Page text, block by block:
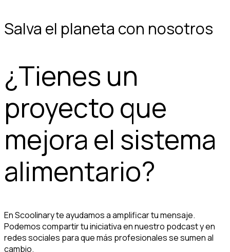
Salva el planeta con nosotros
¿Tienes un
proyecto que
mejora el sistema
alimentario?
En Scoolinary te ayudamos a amplificar tu mensaje.
Podemos compartir tu iniciativa en nuestro podcast y en
redes sociales para que más profesionales se sumen al
cambio.